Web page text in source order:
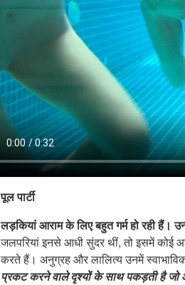
पूल पार्टी
लड़कियां आराम के लिए बहुत गर्म हो रही
जलपरियां इनसे आधी सुंदर थीं, तो इसमें कोई
करते हैं। अनुग्रह और लालित्य उनमें
प्रकट करने वाले दृश्यों के साथ पकड़ती है जो